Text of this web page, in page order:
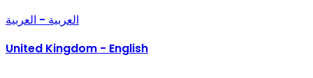
العربية - العربية
United Kingdom - English